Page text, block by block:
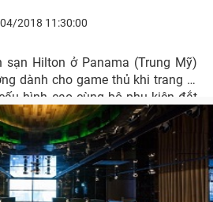
2018 11:30:00
sạn Hilton ở Panama (Trung Mỹ)
dành cho game thủ khi trang bị
hình cao cùng bộ phụ kiện đắt